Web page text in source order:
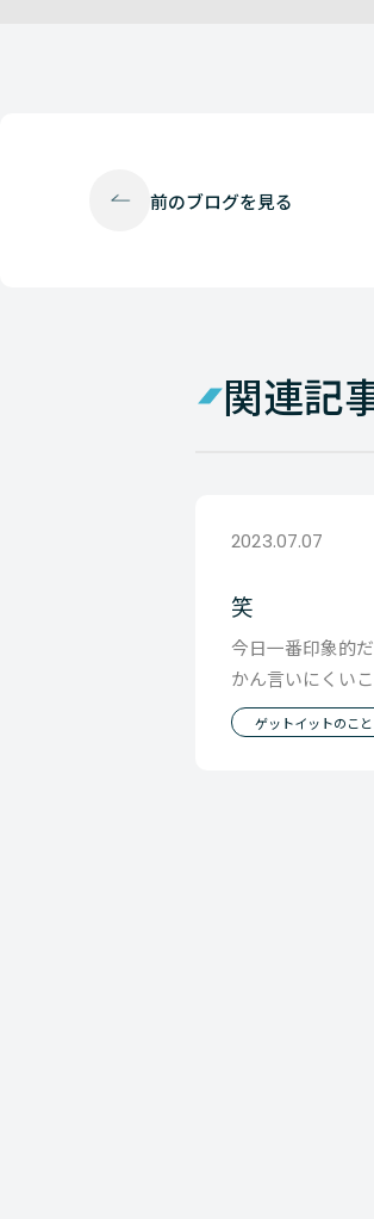
前のブログを見る
関連記
2023.07.07
笑
今日一番印象的
かん言いにくい
起きた 「笑」の
いにくいこと
ゲットイットのこと